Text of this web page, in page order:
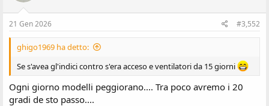
21 Gen 2026 #3,552
ghigo1969 ha detto:
Se s'avea gl'indici contro s'era acceso e ventilatori da 15 giorni
Ogni giorno modelli peggiorano.... Tra poco avremo i 20
gradi de sto passo....